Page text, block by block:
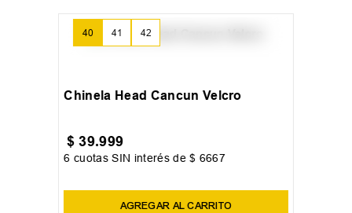
40 41 42
Chinela Head Cancun Velcro
$ 39.999
6 cuotas SIN interés de$ 6667